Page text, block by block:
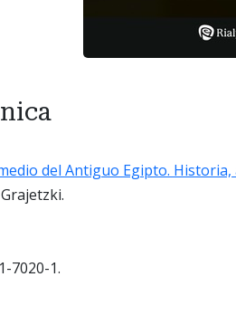
del Antiguo Egipto.
7020-1.